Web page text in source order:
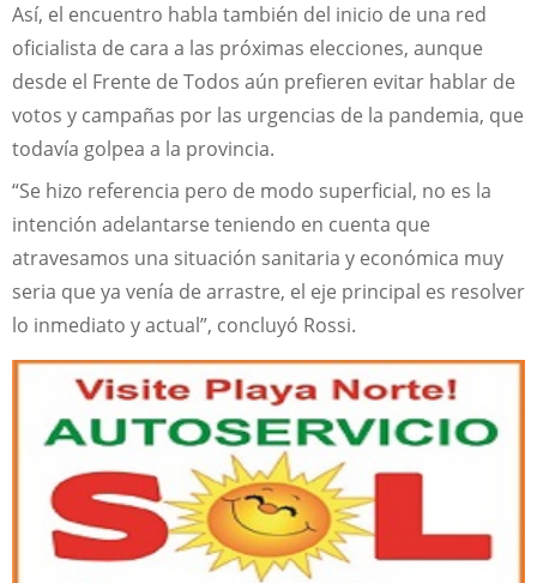
Así, el encuentro habla también del inicio de una red
oficialista de cara a las próximas elecciones, aunque
desde el Frente de Todos aún prefieren evitar hablar de
votos y campañas por las urgencias de la pandemia, que
todavía golpea a la provincia.
“Se hizo referencia pero de modo superficial, no es la
intención adelantarse teniendo en cuenta que
atravesamos una situación sanitaria y económica muy
seria que ya venía de arrastre, el eje principal es resolver
lo inmediato y actual”, concluyó Rossi.